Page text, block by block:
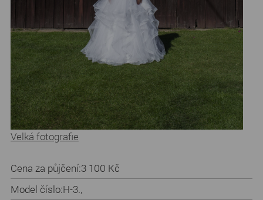
Velká fotografie
Cena za půjčení:3 100 Kč
Model číslo:H-3.,